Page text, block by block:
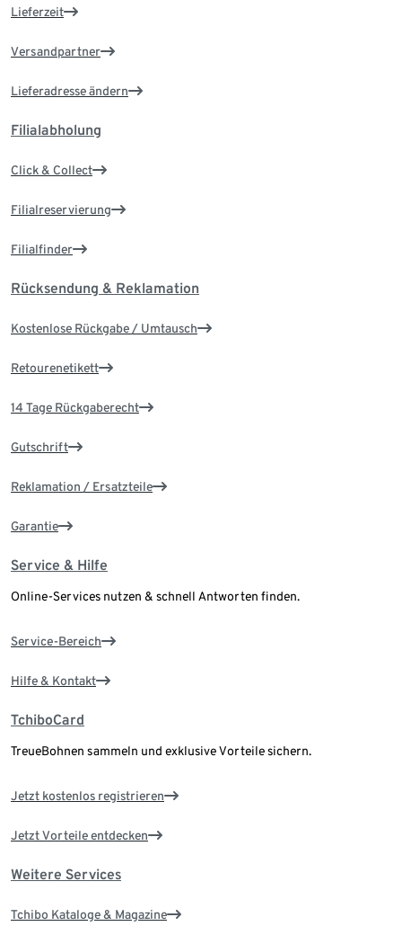
Lieferzeit
Versandpartner
Lieferadresse ändern
Filialabholung
Click & Collect
Filialreservierung
Filialfinder
Rücksendung & Reklamation
Kostenlose Rückgabe / Umtausch
Retourenetikett
14 Tage Rückgaberecht
Gutschrift
Reklamation / Ersatzteile
Garantie
Service & Hilfe
Online-Services nutzen & schnell Antworten finden.
Service-Bereich
Hilfe & Kontakt
TchiboCard
TreueBohnen sammeln und exklusive Vorteile sichern.
Jetzt kostenlos registrieren
Jetzt Vorteile entdecken
Weitere Services
Tchibo Kataloge & Magazine